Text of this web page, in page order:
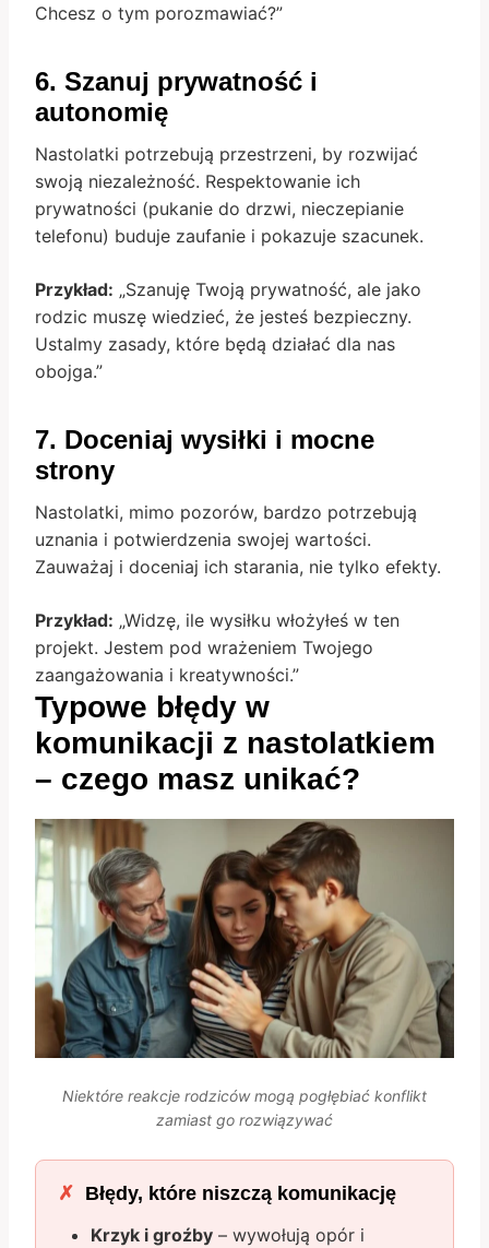
Chcesz o tym porozmawiać?”
6. Szanuj prywatność i
autonomię
Nastolatki potrzebują przestrzeni, by rozwijać
swoją niezależność. Respektowanie ich
prywatności (pukanie do drzwi, nieczepianie
telefonu) buduje zaufanie i pokazuje szacunek.
Przykład: „Szanuję Twoją prywatność, ale jako
rodzic muszę wiedzieć, że jesteś bezpieczny.
Ustalmy zasady, które będą działać dla nas
obojga.”
7. Doceniaj wysiłki i mocne
strony
Nastolatki, mimo pozorów, bardzo potrzebują
uznania i potwierdzenia swojej wartości.
Zauważaj i doceniaj ich starania, nie tylko efekty.
Przykład: „Widzę, ile wysiłku włożyłeś w ten
projekt. Jestem pod wrażeniem Twojego
zaangażowania i kreatywności.”
Typowe błędy w
komunikacji z nastolatkiem
– czego masz unikać?
Niektóre reakcje rodziców mogą pogłębiać konflikt
zamiast go rozwiązywać
Błędy, które niszczą komunikację
Krzyk i groźby – wywołują opór i